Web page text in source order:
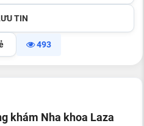
TIN
493
khám Nha khoa Laza